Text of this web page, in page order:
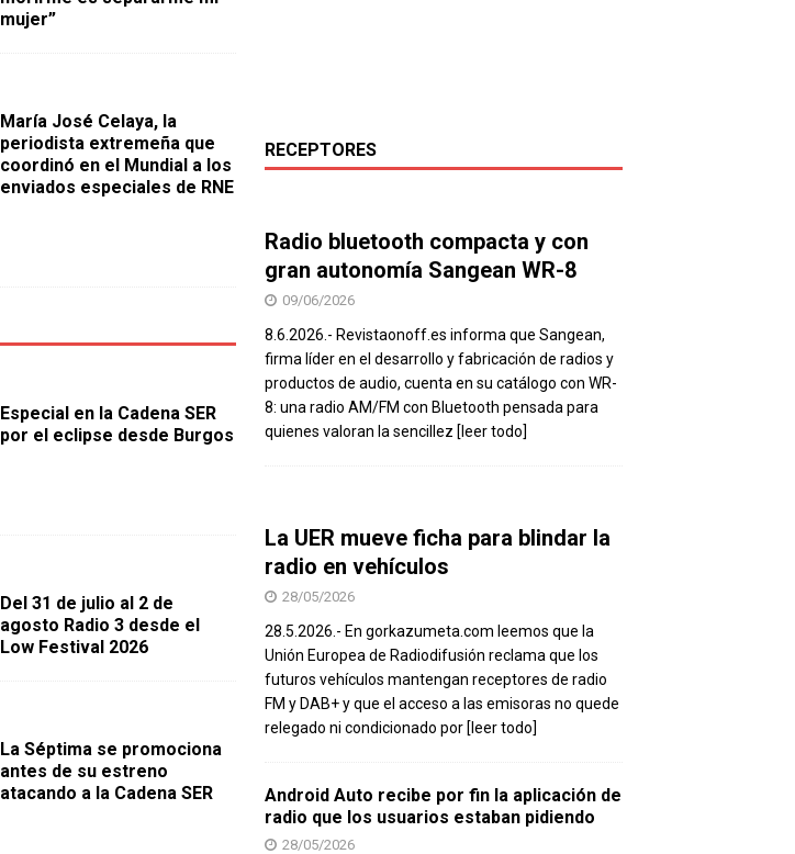
mujer”
María José Celaya, la
periodista extremeña que
coordinó en el Mundial a los
enviados especiales de RNE
Especial en la Cadena SER
por el eclipse desde Burgos
Del 31 de julio al 2 de
agosto Radio 3 desde el
Low Festival 2026
La Séptima se promociona
antes de su estreno
atacando a la Cadena SER
RECEPTORES
Radio bluetooth compacta y con
gran autonomía Sangean WR-8
09/06/2026
8.6.2026.- Revistaonoff.es informa que Sangean,
firma líder en el desarrollo y fabricación de radios y
productos de audio, cuenta en su catálogo con WR-
8: una radio AM/FM con Bluetooth pensada para
quienes valoran la sencillez [leer todo]
La UER mueve ficha para blindar la
radio en vehículos
28/05/2026
28.5.2026.- En gorkazumeta.com leemos que la
Unión Europea de Radiodifusión reclama que los
futuros vehículos mantengan receptores de radio
FM y DAB+ y que el acceso a las emisoras no quede
relegado ni condicionado por [leer todo]
Android Auto recibe por fin la aplicación de
radio que los usuarios estaban pidiendo
28/05/2026